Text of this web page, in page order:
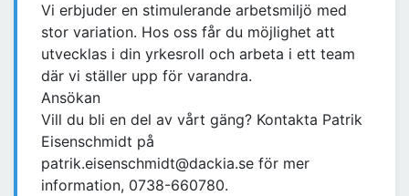
Vi erbjuder en stimulerande arbetsmiljö med
stor variation. Hos oss får du möjlighet att
utvecklas i din yrkesroll och arbeta i ett team
där vi ställer upp för varandra.
Ansökan
Vill du bli en del av vårt gäng? Kontakta Patrik
Eisenschmidt på
patrik.eisenschmidt@dackia.se för mer
information, 0738-660780.